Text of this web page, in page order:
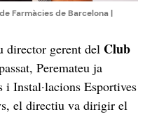
Farmàcies de Barcelona |
director gerent del Club
Peremateu ja
i Instal·lacions Esportives
el directiu va dirigir el